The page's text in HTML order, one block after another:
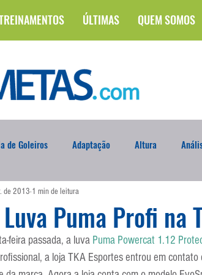
ÚLTIMAS QUEM SOMOS
de Goleiros Adaptação Altura
Brasileirão
Curso Defesa da Semana
Puma Profi na
de 2013 1 min de leitura
feira passada, a luva Puma Powercat 1.12
a loja TKA Esportes entrou em